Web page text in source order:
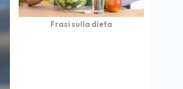
Frasi sulla dieta